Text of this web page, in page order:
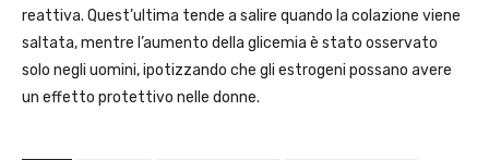
reattiva. Quest’ultima tende a salire quando la colazione viene
saltata, mentre l’aumento della glicemia è stato osservato
solo negli uomini, ipotizzando che gli estrogeni possano avere
un effetto protettivo nelle donne.